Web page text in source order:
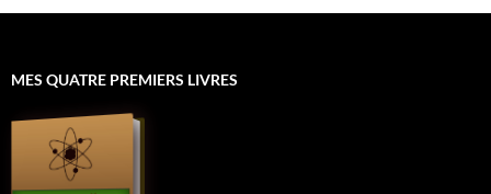
MES QUATRE PREMIERS LIVRES